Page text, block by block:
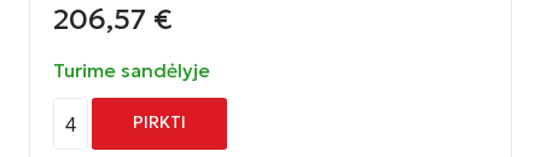
206,57 €
Turime sandėlyje
4 PIRKTI